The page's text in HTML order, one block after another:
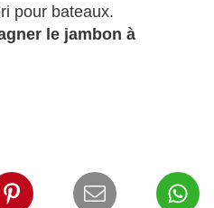
pour bateaux.
le jambon à